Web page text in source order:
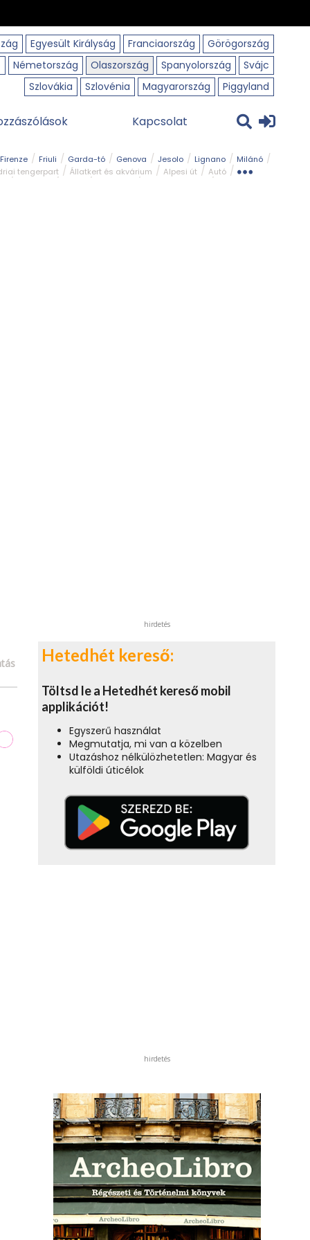
Egyesült Királyság Franciaország
Görögország
Németország Olaszország Spanyolország
Svájc
Szlovákia
Szlovénia Magyarország Piggyland
Kapcsolat
Firenze Friuli Garda-tó Genova Jesolo Lignano
Milánó
tengerpart
Állatkert és akvárium Alpesi út
Autó
hirdetés
Hetedhét kereső:
Töltsd le a Hetedhét kereső mobil
applikációt!
Egyszerű használat
Megmutatja, mi van a közelben
Utazáshoz nélkülözhetetlen: Magyar és
külföldi úticélok
hirdetés